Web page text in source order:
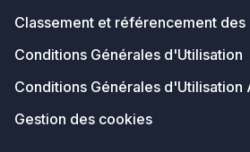
Classement et référencement
Conditions Générales d'Utilisation
Conditions Générales d'Utilisation
Gestion des cookies